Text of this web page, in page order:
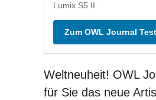
Lumix S5 II.
Zum OWL Journal
Weltneuheit! OWL
für Sie das neue